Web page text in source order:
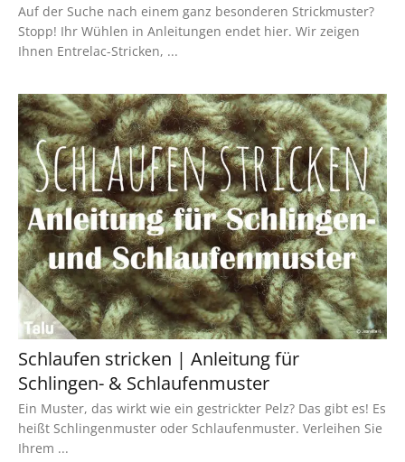
Auf der Suche nach einem ganz besonderen Strickmuster?
Stopp! Ihr Wühlen in Anleitungen endet hier. Wir zeigen
Ihnen Entrelac-Stricken, ...
Schlaufen stricken | Anleitung für
Schlingen- & Schlaufenmuster
Ein Muster, das wirkt wie ein gestrickter Pelz? Das gibt es! Es
heißt Schlingenmuster oder Schlaufenmuster. Verleihen Sie
Ihrem ...